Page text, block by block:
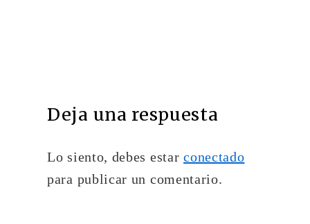
Deja una respuesta
Lo siento, debes estarconectado
para publicar un comentario.